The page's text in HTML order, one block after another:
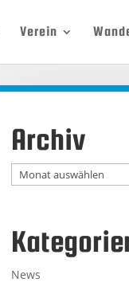
Verein
Archiv
Archiv
News